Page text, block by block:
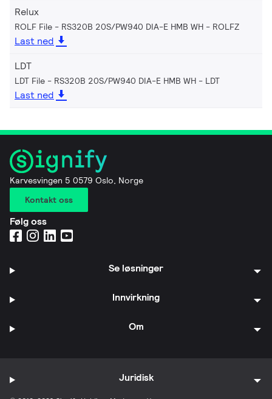
Relux
ROLF File - RS320B 20S/PW940 DIA-E HMB WH ROLFZ
Last ned
LDT
LDT File - RS320B 20S/PW940 DIA-E HMB WH LDT
Last ned
Karvesvingen 5 0579 Oslo, Norge
Kontakt oss
Følg oss
Se løsninger
Innvirkning
Om
Juridisk